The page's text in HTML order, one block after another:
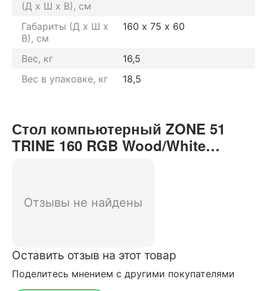
(Д х Ш х В), см
Габариты (Д х Ш х
В), см
160 х 75 х 60
Вес, кг
16,5
Вес в упаковке, кг
18,5
Стол компьютерный ZONE 51
TRINE 160 RGB Wood/White
магазина
Отзывы не найдены
Оставить отзыв на этот товар
Поделитесь мнением с другими покупателями